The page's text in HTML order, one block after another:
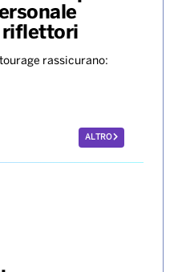
riflettori
rassicurano:
ALTRO